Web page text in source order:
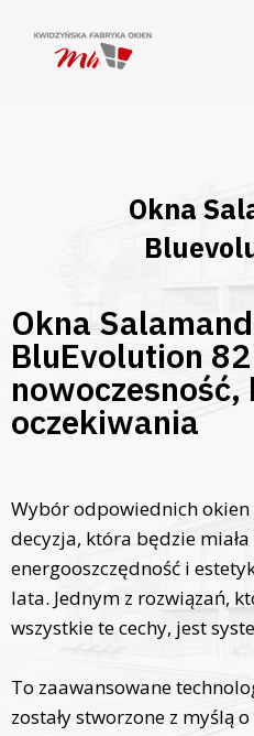
Okna
Okna
BluEvolution
nowoczesność,
oczekiwania
Wybór odpowiednich
decyzja, która będzie
energooszczędność i
lata. Jednym z rozwiązań,
wszystkie te cechy, jest
To zaawansowane
zostały stworzone z myślą